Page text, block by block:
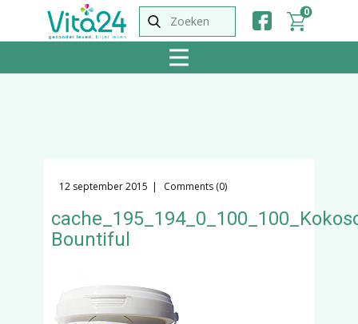
0
12 september 2015 Comments (0)
Bountiful